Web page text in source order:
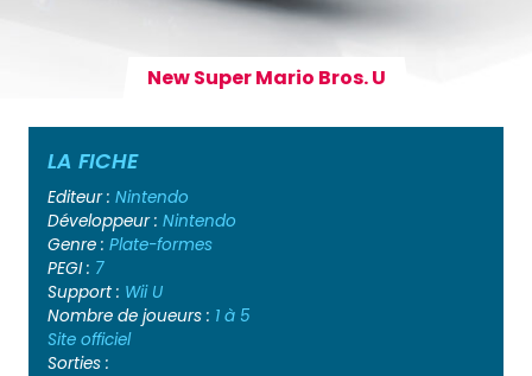
New Super Mario Bros. U
LA FICHE
Editeur : Nintendo
Développeur : Nintendo
Genre : Plate-formes
PEGI : 7
Support : Wii U
Nombre de joueurs : 1 à 5
Site officiel
Sorties :